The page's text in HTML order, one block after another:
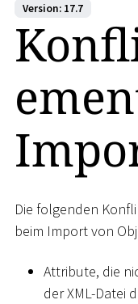
Version: 17.7
Die folgenden
beim Import von
Attribute, die
der XML-Datei